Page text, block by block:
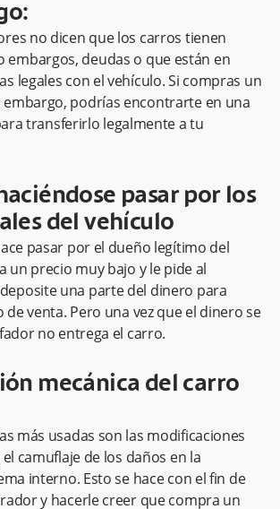
no dicen que los carros tienen
embargos, deudas o que están en
legales con el vehículo. Si compras un
podrías encontrarte en una
transferirlo legalmente a tu
pasar por los
del vehículo
pasar por el dueño legítimo del
un precio muy bajo y le pide al
una parte del dinero para
de venta. Pero una vez que el dinero se
no entrega el carro.
mecánica del carro
más usadas son las modificaciones
camuflaje de los daños en la
interno. Esto se hace con el fin de
y hacerle creer que compra un